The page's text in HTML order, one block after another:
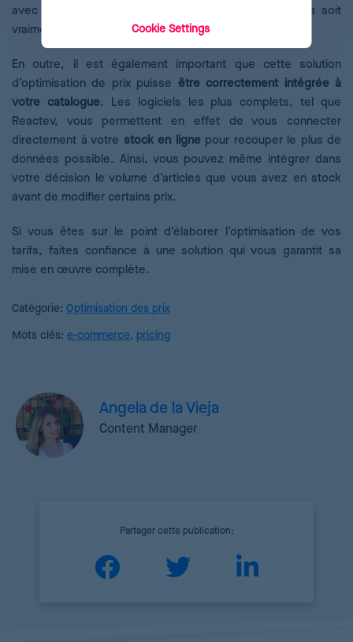
avec la marge bénéficiaire nécessaire pour que cela soit
vraiment rentable pour votre marque.
En outre, il est également important que cette solution
d’optimisation de prix puisse être correctement intégrée à
votre catalogue. Les logiciels les plus complets, tel que
Reactev, vous permettent en effet de vous connecter
directement à votre stock en lignepour recouper le plus de
données possible. Ainsi, vous pouvez même intégrer dans
votre décision le volume d’articles que vous avez en stock
avant de modifier certains prix.
Si vous êtes sur le point d’élaborer l’optimisation de vos
tarifs, faites confiance à une solution qui vous garantit sa
mise en œuvre complète.
Catégorie: Optimisation des prix
Mots clés: e-commerce, pricing
Partager cette publication:
Angela de la Vieja
Content Manager
Cookie Settings